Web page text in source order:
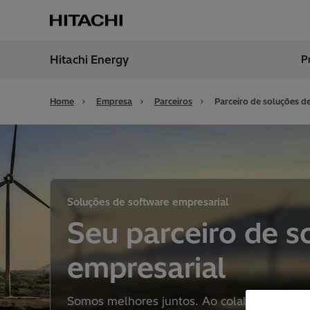
Brazil
Hitachi Energy
Home Empresa Parceiros Parceiro de soluções
Soluções de software empresarial
Seu parceiro de
empresarial
Somos melhores juntos. Ao colaborar com